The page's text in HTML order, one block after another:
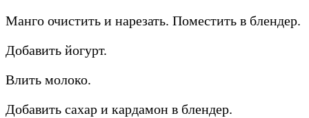
Манго очистить и нарезать. Поместить в блендер.
Добавить йогурт.
Влить молоко.
Добавить сахар и кардамон в блендер.